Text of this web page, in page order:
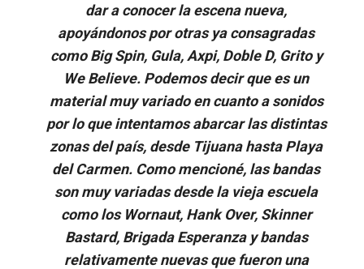
dar a conocer la escena nueva,
apoyándonos por otras ya consagradas
como Big Spin, Gula, Axpi, Doble D, Grito y
We Believe. Podemos decir que es un
material muy variado en cuanto a sonidos
por lo que intentamos abarcar las distintas
zonas del país, desde Tijuana hasta Playa
del Carmen. Como mencioné, las bandas
son muy variadas desde la vieja escuela
como los Wornaut, Hank Over, Skinner
Bastard, Brigada Esperanza y bandas
relativamente nuevas que fueron una